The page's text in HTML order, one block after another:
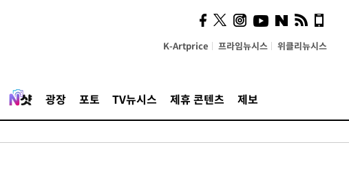
K-Artprice 프라임뉴시스 위클리뉴시스
광장 포토 TV뉴시스 제휴 콘텐츠 제보
의견, 국토부·LH에 충실히
전달할 것"